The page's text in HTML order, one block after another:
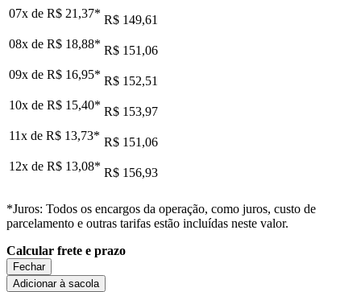
07x de R$ 21,37* R$ 149,61
08x de R$ 18,88* R$ 151,06
09x de R$ 16,95* R$ 152,51
10x de R$ 15,40* R$ 153,97
11x de R$ 13,73* R$ 151,06
12x de R$ 13,08* R$ 156,93
*Juros: Todos os encargos da operação, como juros, custo de
parcelamento e outras tarifas estão incluídas neste valor.
Calcular frete e prazo
Fechar
Adicionar à sacola